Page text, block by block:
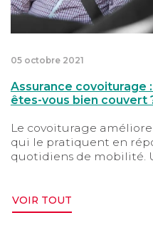
05 octobre 2021
Assurance covoiturage
êtes-vous bien couvert
Le covoiturage
qui le pratiquent en
quotidiens de mobilité.
volant ou simple
covoiturage comment
VOIR TOUT